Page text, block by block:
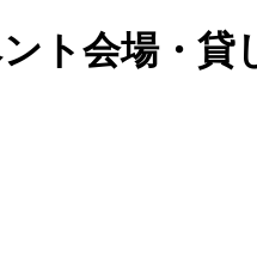
ト会場・貸